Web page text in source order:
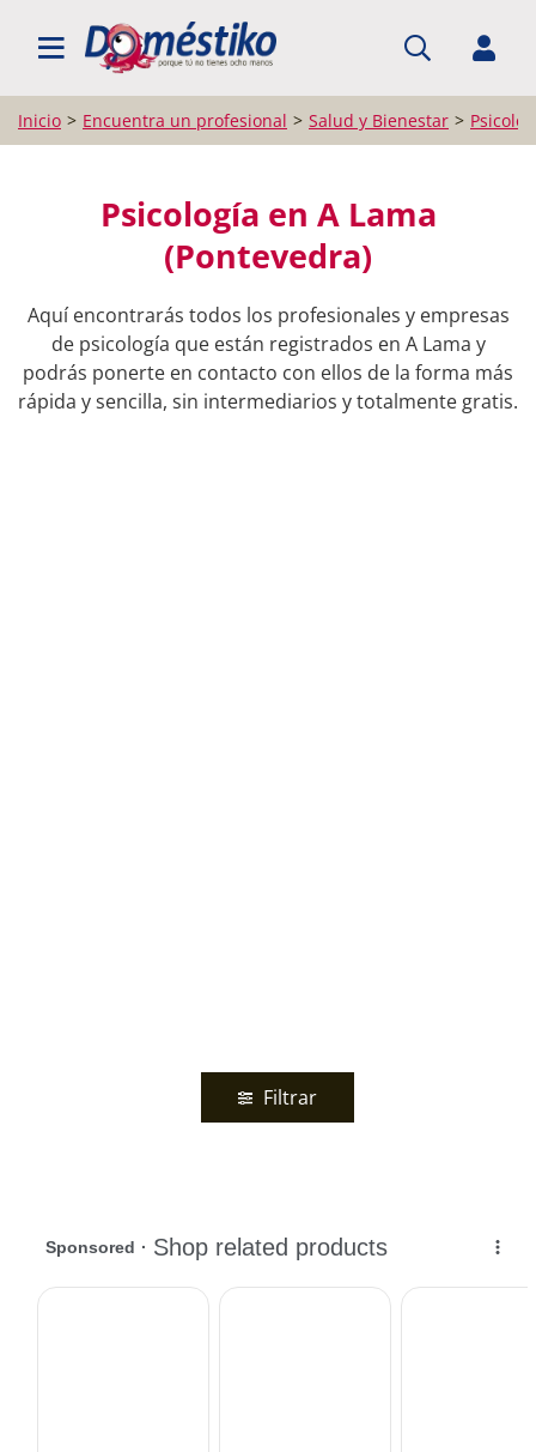
BUSCAR PROFESIONALES
Inicio Encuentra un profesional Salud y Bienestar
Psicología en A Lama
(Pontevedra)
Aquí encontrarás todos los profesionales y empresas
de psicología que están registrados en A Lama y
podrás ponerte en contacto con ellos de la forma más
rápida y sencilla, sin intermediarios y totalmente gratis.
Filtrar